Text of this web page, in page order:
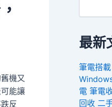
機又
能讓
反
最新
筆電搭
電 筆電
回收 二